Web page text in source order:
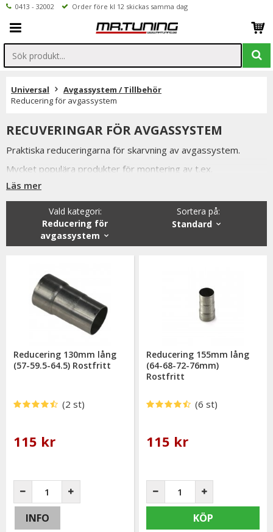
0413 - 32002 Order före kl 12 skickas samma dag
Universal
Avgassystem / Tillbehör
Reducering för avgassystem
RECUVERINGAR FÖR AVGASSYSTEM
Praktiska reduceringarna för skarvning av avgassystem.
Mycket populära produkter för montering av t.ex.
Japsdämpare eller Dieselkrök mot original avgassystem.
Läs mer
Sortera på:
Standard
Vald kategori:
Reducering för
avgassystem
Reducering 130mm lång
(57-59.5-64.5) Rostfritt
(2 st)
115 kr
INFO
Reducering 155mm lång
(64-68-72-76mm)
Rostfritt
(6 st)
115 kr
KÖP